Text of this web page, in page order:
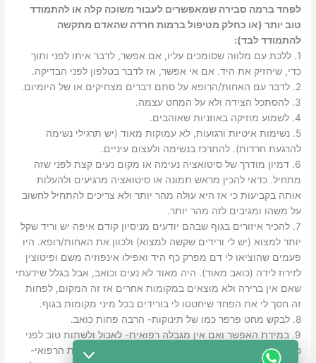
לפחד ברמה סבירה שמאפשרים לעבור משוכה קלה או להתמודד
טוב יותר (או כחלק מטיפול ברמות חרדה שהאדם מתקשה
להתמודד לבד):
1. ללכת עם מלווה שסומכים עליו, אם אפשר, לדבר איתו לפני ותוך
כדי, שיחזיק את היד. אם אי אפשר, אז לדבר בטלפון לפני הבדיקה.
2. לדבר עם האחות/הרופא על סתם דברים מצחיקים או של היומיום.
3. להסתכל הצידה ולא על המחט עצמה.
4. לשמוע מוזיקה באוזניות שאוהבים.
5. נשימות איטיות ורגועות, לא עמוקות מאוד (יש תרגילי נשימה
להרגעת חרדות). להתרכז בנשימה ולעצום עיניים.
6. דמיון מודרך של סיטואציה נעימה או מקום נעים קצת לפני שזה
מתחיל. כדאי להכין מראש תמונה או סיטואציה מרגיעים ולהעלות
אותה בקביעות כי אז היא עולה מהר יותר ולא צריכים להתחיל לחשוב
על משהו ומגיבים לזה מהר יותר.
7. להכיר איזורים בגוף שבהם יודעים מניסיון קודם איפה יש וריד שקל
יותר למצוא (יש לי ורידים שקשה למצוא) ולכוון את האחות/רופא. היו
פעמים שהוציאו לי דם מפרק כף היד ואפילו אינפוזיה משם ופיטוצין
לזירוז לידה (כואב מאוד). היה מאוד לא נעים וכואב, אבל בגלל שידעתי
שאם אין ברירה ולא מוצאים במקומות אחרים אז זה המקום, לפחות
זה חסך לי את הפחד שיחטטו לי בורידים בכל מיני מקומות בגוף.
8. לבקש מחט פרפר כמו של תינוקות- הרבה פחות כואב.
9. במידת האפשר ואם אין מגבלה רפואית- לאכול ולשתות טוב לפני
כדי לא להרגיש סחרחורות ובגלל שלפי מה שהבנתי מהוות הרפואי-